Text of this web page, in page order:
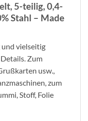
5-teilig, 0,4-
Stahl – Made
und vielseitig
Zum
usw.,
zum
Stoff, Folie